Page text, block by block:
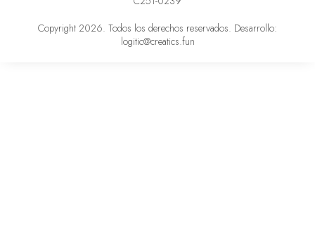
Copyright 2026. Todos los derechos reservados. Desarrollo:
logitic@creatics.fun